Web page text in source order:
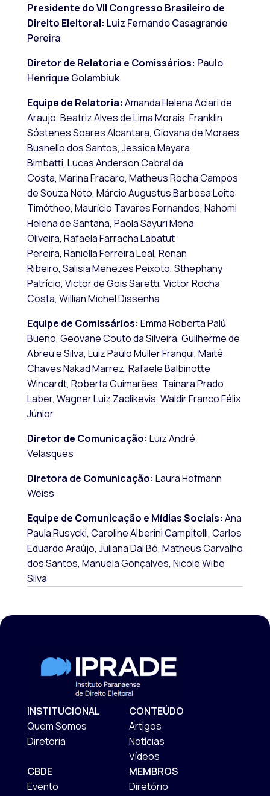
Presidente do VII Congresso Brasileiro de
Direito Eleitoral: Luiz Fernando Casagrande
Pereira
Diretor de Relatoria e Comissários: Paulo
Henrique Golambiuk
Equipe de Relatoria: Amanda Helena Aciari de
Araujo, Beatriz Alves de Lima Morais, Franklin
Sóstenes Soares Alcantara, Giovana de Moraes
Busnello dos Santos, Jessica Mayara
Bimbatti, Lucas Anderson Cabral da
Costa, Marina Fracaro, Matheus Rocha Campos
de Souza Neto, Márcio Augustus Barbosa Leite
Timótheo, Maurício Tavares Fernandes, Nahomi
Helena de Santana, Paola Sayuri Mena
Oliveira, Rafaela Farracha Labatut
Pereira, Raniella Ferreira Leal, Renan
Ribeiro, Salisia Menezes Peixoto, Sthephany
Patrício, Victor de Gois Saretti, Victor Rocha
Costa, Willian Michel Dissenha
Equipe de Comissários: Emma Roberta Palú
Bueno, Geovane Couto da Silveira, Guilherme de
Abreu e Silva, Luiz Paulo Muller Franqui, Maitê
Chaves Nakad Marrez, Rafaele Balbinotte
Wincardt, Roberta Guimarães, Tainara Prado
Laber, Wagner Luiz Zaclikevis, Waldir Franco Félix
Júnior
Diretor de Comunicação: Luiz André
Velasques
Diretora de Comunicação: Laura Hofmann
Weiss
Equipe de Comunicação e Mídias Sociais: Ana
Paula Rusycki, Caroline Alberini Campitelli, Carlos
Eduardo Araújo, Juliana Dal’Bó, Matheus Carvalho
dos Santos, Manuela Gonçalves, Nicole Wibe
Silva
INSTITUCIONAL
Quem Somos
Diretoria
CONTEÚDO
Artigos
Notícias
Vídeos
CBDE
Evento
MEMBROS
Diretório